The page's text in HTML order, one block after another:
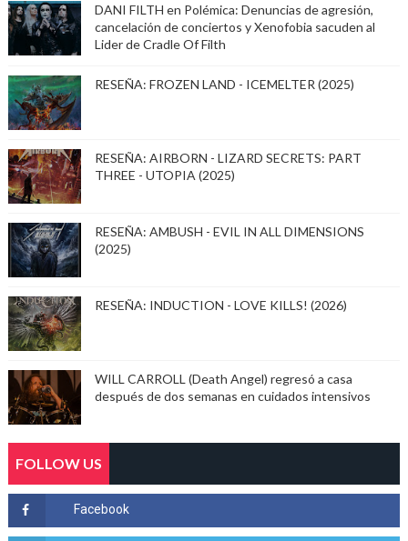
DANI FILTH en Polémica: Denuncias de agresión,
cancelación de conciertos y Xenofobia sacuden al
Lider de Cradle Of Filth
RESEÑA: FROZEN LAND - ICEMELTER (2025)
RESEÑA: AIRBORN - LIZARD SECRETS: PART
THREE - UTOPIA (2025)
RESEÑA: AMBUSH - EVIL IN ALL DIMENSIONS
(2025)
RESEÑA: INDUCTION - LOVE KILLS! (2026)
WILL CARROLL (Death Angel) regresó a casa
después de dos semanas en cuidados intensivos
FOLLOW US